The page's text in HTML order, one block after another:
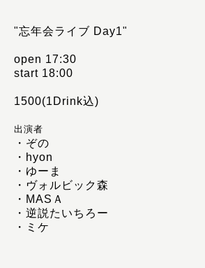
"忘年会ライブ Day1"
open 17:30
start 18:00
1500(1Drink込)
出演者
・ぞの
・hyon
・ゆーま
・ヴォルビック森
・MASＡ
・逆説たいちろー
・ミケ